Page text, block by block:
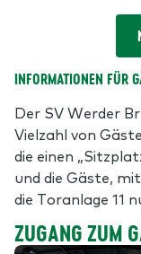
INFORMATIONEN FÜR
Der SV Werder
Vielzahl von
die einen
und die Gäste,
die Toranlage 11
ZUGANG ZUM